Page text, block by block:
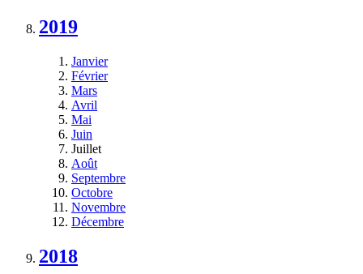
2019
Janvier
Février
Mars
Avril
Mai
Juin
Juillet
Août
Septembre
Octobre
Novembre
Décembre
2018